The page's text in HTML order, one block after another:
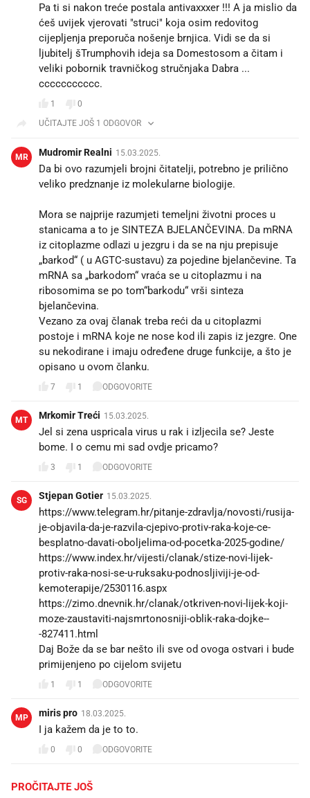
Pa ti si nakon treće postala antivaxxxer !!! A ja mislio da
ćeš uvijek vjerovati "struci" koja osim redovitog
cijepljenja preporuča nošenje brnjica. Vidi se da si
ljubitelj šTrumphovih ideja sa Domestosom a čitam i
veliki pobornik travničkog stručnjaka Dabra ...
ccccccccccc.
1
0
UČITAJTE JOŠ 1 ODGOVOR
MR Mudromir Realni 15.03.2025.
Da bi ovo razumjeli brojni čitatelji, potrebno je prilično
veliko predznanje iz molekularne biologije.
Mora se najprije razumjeti temeljni životni proces u
stanicama a to je SINTEZA BJELANČEVINA. Da mRNA
iz citoplazme odlazi u jezgru i da se na nju prepisuje
„barkod“ ( u AGTC-sustavu) za pojedine bjelančevine. Ta
mRNA sa „barkodom“ vraća se u citoplazmu i na
ribosomima se po tom“barkodu“ vrši sinteza
bjelančevina.
Vezano za ovaj članak treba reći da u citoplazmi
postoje i mRNA koje ne nose kod ili zapis iz jezgre. One
su nekodirane i imaju određene druge funkcije, a što je
opisano u ovom članku.
7 1 ODGOVORITE
MT Mrkomir Treći 15.03.2025.
Jel si zena uspricala virus u rak i izljecila se? Jeste
bome. I o cemu mi sad ovdje pricamo?
3 1 ODGOVORITE
SG Stjepan Gotier 15.03.2025.
https://www.telegram.hr/pitanje-zdravlja/novosti/rusija-
je-objavila-da-je-razvila-cjepivo-protiv-raka-koje-ce-
besplatno-davati-oboljelima-od-pocetka-2025-godine/
https://www.index.hr/vijesti/clanak/stize-novi-lijek-
protiv-raka-nosi-se-u-ruksaku-podnosljiviji-je-od-
kemoterapije/2530116.aspx
https://zimo.dnevnik.hr/clanak/otkriven-novi-lijek-koji-
moze-zaustaviti-najsmrtonosniji-oblik-raka-dojke--
-827411.html
Daj Bože da se bar nešto ili sve od ovoga ostvari i bude
primijenjeno po cijelom svijetu 🙏
1 1 ODGOVORITE
MP miris pro 18.03.2025.
I ja kažem da je to to.
0 0 ODGOVORITE
PROČITAJTE JOŠ